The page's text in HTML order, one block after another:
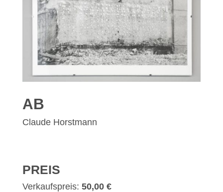
AB
Claude Horstmann
PREIS
Verkaufspreis: 50,00 €